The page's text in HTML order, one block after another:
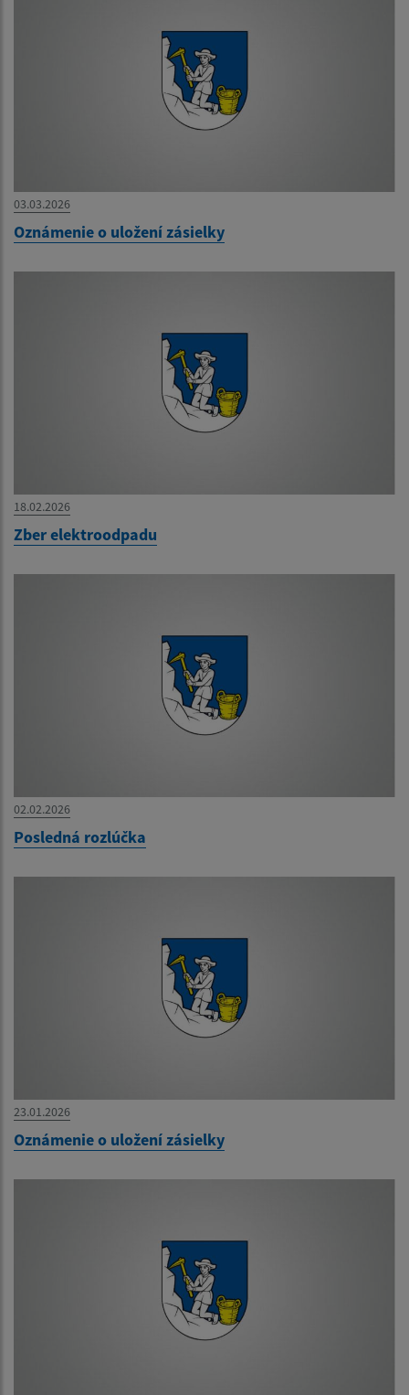
03.03.2026
Oznámenie o uložení zásielky
18.02.2026
Zber elektroodpadu
02.02.2026
Posledná rozlúčka
23.01.2026
Oznámenie o uložení zásielky